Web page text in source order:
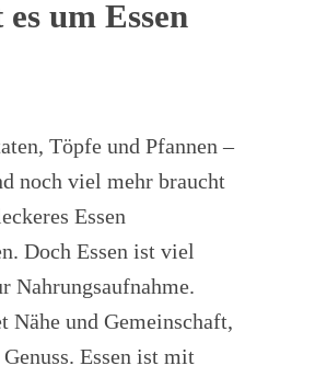
um Essen
Töpfe und Pfannen –
noch viel mehr braucht
Essen
Doch Essen ist viel
Nahrungsaufnahme.
Nähe und Gemeinschaft,
Essen ist mit